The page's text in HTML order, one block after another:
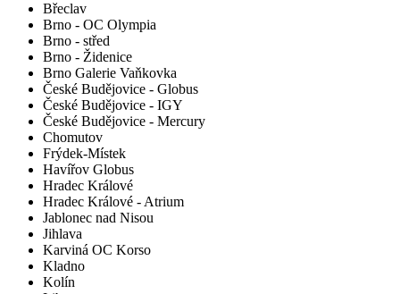
Břeclav
Brno - OC Olympia
Brno - střed
Brno - Židenice
Brno Galerie Vaňkovka
České Budějovice - Globus
České Budějovice - IGY
České Budějovice - Mercury
Chomutov
Frýdek-Místek
Havířov Globus
Hradec Králové
Hradec Králové - Atrium
Jablonec nad Nisou
Jihlava
Karviná OC Korso
Kladno
Kolín